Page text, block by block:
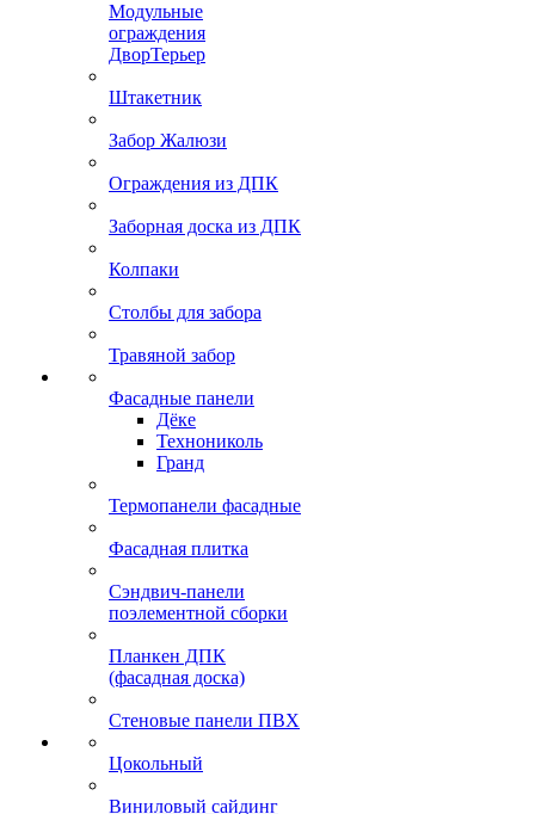
Модульные
ограждения
ДворТерьер
Штакетник
Забор Жалюзи
Ограждения из ДПК
Заборная доска из ДПК
Колпаки
Столбы для забора
Травяной забор
Фасадные панели
Дёке
Технониколь
Гранд
Термопанели фасадные
Фасадная плитка
Сэндвич-панели
поэлементной сборки
Планкен ДПК
(фасадная доска)
Стеновые панели ПВХ
Цокольный
Виниловый сайдинг